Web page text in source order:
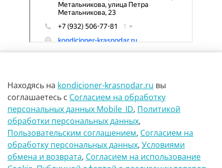
г Краснодар Ул Петра метальникова 23
8(900)29-888-66
Находясь на kondicioner-krasnodar.ru вы
соглашаетесь с Согласием на обработку
персональных данных Mobile_ID, Политикой
обработки персональных данных,
Пользовательским соглашением, Согласием на
обработку персональных данных, Условиями
обмена и возврата, Согласием на использование